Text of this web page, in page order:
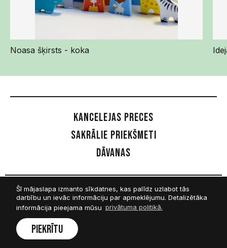
Šī mājaslapa izmanto sīkdatnes, kas palīdz uzlabot tās
darbību un ievāc informāciju par apmeklējumu. Detalizētāka
informācija pieejama mūsu privātuma politikā.
Piekrītu
Noasa šķirsts - koka
Kancelejas preces
Sakrālie priekšmeti
Dāvanas
Sekot mums